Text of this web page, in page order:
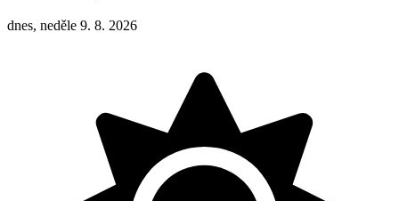
dnes, neděle 9. 8. 2026